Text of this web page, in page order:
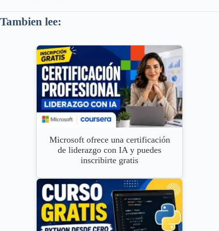
Tambien lee:
Microsoft ofrece una certificación
de liderazgo con IA y puedes
inscribirte gratis